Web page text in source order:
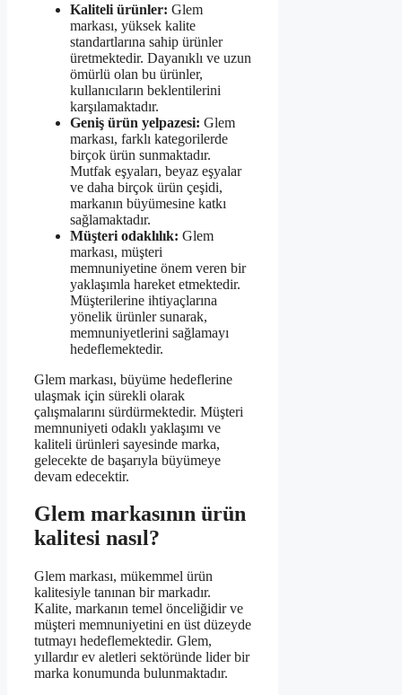
Kaliteli ürünler: Glem
markası, yüksek kalite
standartlarına sahip ürünler
üretmektedir. Dayanıklı ve uzun
ömürlü olan bu ürünler,
kullanıcıların beklentilerini
karşılamaktadır.
Geniş ürün yelpazesi: Glem
markası, farklı kategorilerde
birçok ürün sunmaktadır.
Mutfak eşyaları, beyaz eşyalar
ve daha birçok ürün çeşidi,
markanın büyümesine katkı
sağlamaktadır.
Müşteri odaklılık: Glem
markası, müşteri
memnuniyetine önem veren bir
yaklaşımla hareket etmektedir.
Müşterilerine ihtiyaçlarına
yönelik ürünler sunarak,
memnuniyetlerini sağlamayı
hedeflemektedir.
Glem markası, büyüme hedeflerine
ulaşmak için sürekli olarak
çalışmalarını sürdürmektedir. Müşteri
memnuniyeti odaklı yaklaşımı ve
kaliteli ürünleri sayesinde marka,
gelecekte de başarıyla büyümeye
devam edecektir.
Glem markasının ürün
kalitesi nasıl?
Glem markası, mükemmel ürün
kalitesiyle tanınan bir markadır.
Kalite, markanın temel önceliğidir ve
müşteri memnuniyetini en üst düzeyde
tutmayı hedeflemektedir. Glem,
yıllardır ev aletleri sektöründe lider bir
marka konumunda bulunmaktadır.